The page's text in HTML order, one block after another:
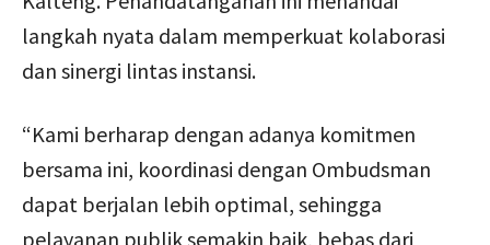
langkah nyata dalam memperkuat kolaborasi
dan sinergi lintas instansi.
“Kami berharap dengan adanya komitmen
bersama ini, koordinasi dengan Ombudsman
dapat berjalan lebih optimal, sehingga
pelayanan publik semakin baik, bebas dari